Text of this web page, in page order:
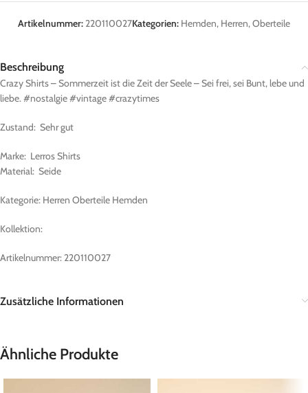
Artikelnummer: 220110027Kategorien: Hemden, Herren, Oberteile
Beschreibung
Crazy Shirts – Sommerzeit ist die Zeit der Seele – Sei frei, sei Bunt, lebe und
liebe. #nostalgie #vintage #crazytimes
Zustand: Sehr gut
Marke: Lerros Shirts
Material: Seide
Kategorie: Herren Oberteile Hemden
Kollektion:
Artikelnummer: 220110027
Zusätzliche Informationen
Ähnliche Produkte